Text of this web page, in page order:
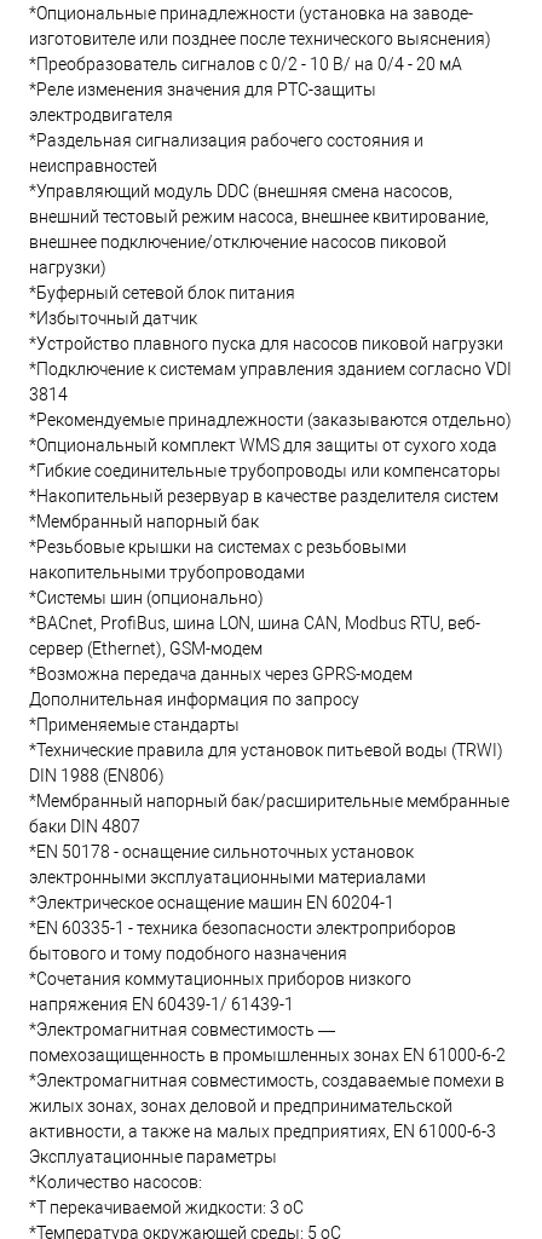
*Опциональные принадлежности (установка на заводе-
изготовителе или позднее после технического выяснения)
*Преобразователь сигналов с 0/2 - 10 В/ на 0/4 - 20 мА
*Реле изменения значения для PTC-защиты
электродвигателя
*Раздельная сигнализация рабочего состояния и
неисправностей
*Управляющий модуль DDC (внешняя смена насосов,
внешний тестовый режим насоса, внешнее квитирование,
внешнее подключение/отключение насосов пиковой
нагрузки)
*Буферный сетевой блок питания
*Избыточный датчик
*Устройство плавного пуска для насосов пиковой нагрузки
*Подключение к системам управления зданием согласно VDI
3814
*Рекомендуемые принадлежности (заказываются отдельно)
*Опциональный комплект WMS для защиты от сухого хода
*Гибкие соединительные трубопроводы или компенсаторы
*Накопительный резервуар в качестве разделителя систем
*Мембранный напорный бак
*Резьбовые крышки на системах с резьбовыми
накопительными трубопроводами
*Системы шин (опционально)
*BACnet, ProfiBus, шина LON, шина CAN, Modbus RTU, веб-
сервер (Ethernet), GSM-модем
*Возможна передача данных через GPRS-модем
Дополнительная информация по запросу
*Применяемые стандарты
*Технические правила для установок питьевой воды (TRWI)
DIN 1988 (EN806)
*Мембранный напорный бак/расширительные мембранные
баки DIN 4807
*EN 50178 - оснащение сильноточных установок
электронными эксплуатационными материалами
*Электрическое оснащение машин EN 60204-1
*EN 60335-1 - техника безопасности электроприборов
бытового и тому подобного назначения
*Сочетания коммутационных приборов низкого
напряжения EN 60439-1/ 61439-1
*Электромагнитная совместимость —
помехозащищенность в промышленных зонах EN 61000-6-2
*Электромагнитная совместимость, создаваемые помехи в
жилых зонах, зонах деловой и предпринимательской
активности, а также на малых предприятиях, EN 61000-6-3
Эксплуатационные параметры
*Количество насосов:
*T перекачиваемой жидкости: 3 oC
*Температура окружающей среды: 5 oC